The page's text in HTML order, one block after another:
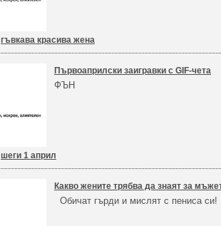
гъвкава красива жена
Първоаприлски заигравки с GIF-чета
ФЪН
шеги 1 април
Какво жените трябва да знаят за
Обичат гърди и мислят с пениса